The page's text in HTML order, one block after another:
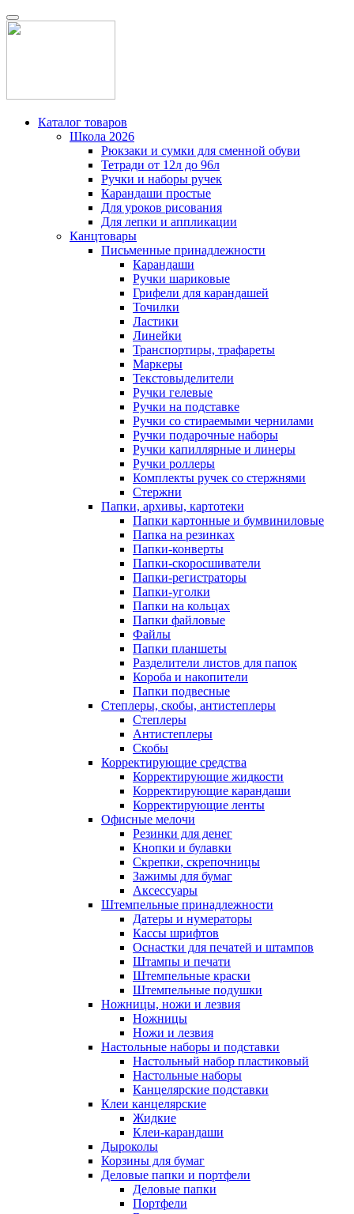
Каталог товаров
Школа 2026
Рюкзаки и сумки для сменной обуви
Тетради от 12л до 96л
Ручки и наборы ручек
Карандаши простые
Для уроков рисования
Для лепки и аппликации
Канцтовары
Письменные принадлежности
Карандаши
Ручки шариковые
Грифели для карандашей
Точилки
Ластики
Линейки
Транспортиры, трафареты
Маркеры
Текстовыделители
Ручки гелевые
Ручки на подставке
Ручки со стираемыми чернилами
Ручки подарочные наборы
Ручки капиллярные и линеры
Ручки роллеры
Комплекты ручек со стержнями
Стержни
Папки, архивы, картотеки
Папки картонные и бумвиниловые
Папка на резинках
Папки-конверты
Папки-скоросшиватели
Папки-регистраторы
Папки-уголки
Папки на кольцах
Папки файловые
Файлы
Папки планшеты
Разделители листов для папок
Короба и накопители
Папки подвесные
Степлеры, скобы, антистеплеры
Степлеры
Антистеплеры
Скобы
Корректирующие средства
Корректирующие жидкости
Корректирующие карандаши
Корректирующие ленты
Офисные мелочи
Резинки для денег
Кнопки и булавки
Скрепки, скрепочницы
Зажимы для бумаг
Аксессуары
Штемпельные принадлежности
Датеры и нумераторы
Кассы шрифтов
Оснастки для печатей и штампов
Штампы и печати
Штемпельные краски
Штемпельные подушки
Ножницы, ножи и лезвия
Ножницы
Ножи и лезвия
Настольные наборы и подставки
Настольный набор пластиковый
Настольные наборы
Канцелярские подставки
Клеи канцелярские
Жидкие
Клеи-карандаши
Дыроколы
Корзины для бумаг
Деловые папки и портфели
Деловые папки
Портфели